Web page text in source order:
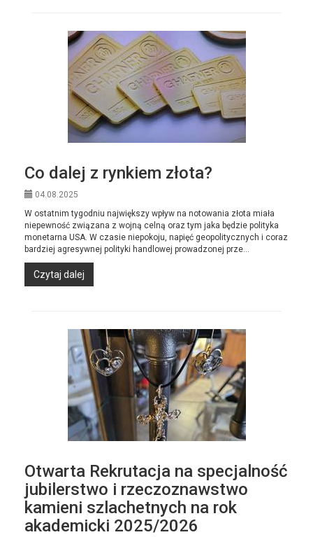
Co dalej z rynkiem złota?
04.08.2025
W ostatnim tygodniu największy wpływ na notowania złota miała
niepewność związana z wojną celną oraz tym jaka będzie polityka
monetarna USA. W czasie niepokoju, napięć geopolitycznych i coraz
bardziej agresywnej polityki handlowej prowadzonej prze...
Czytaj dalej
Otwarta Rekrutacja na specjalność
jubilerstwo i rzeczoznawstwo
kamieni szlachetnych na rok
akademicki 2025/2026